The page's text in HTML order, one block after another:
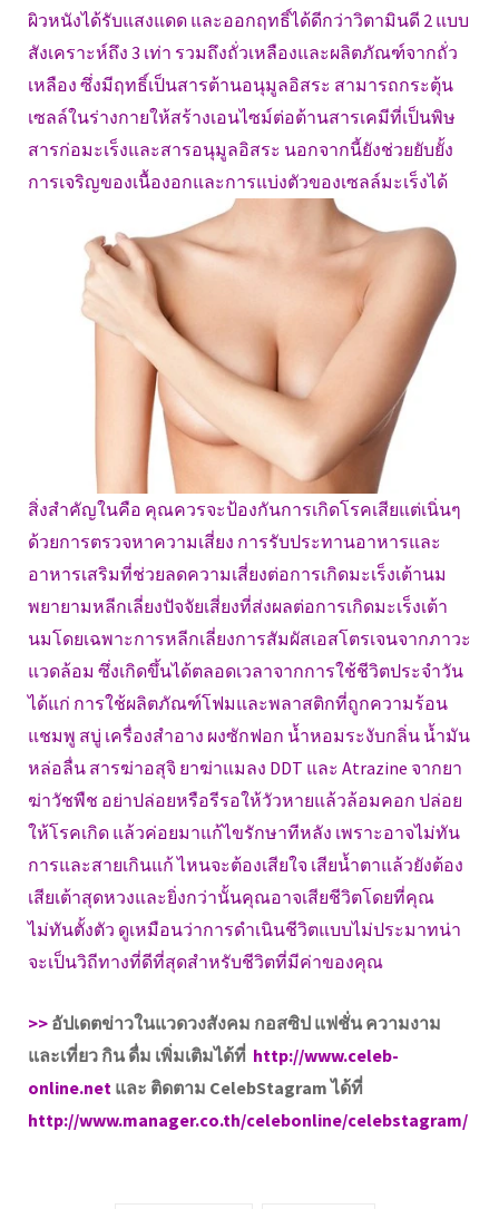
ผิวหนังได้รับแสงแดด และออกฤทธิ์ได้ดีกว่าวิตามินดี 2 แบบ
สังเคราะห์ถึง 3 เท่า รวมถึงถั่วเหลืองและผลิตภัณฑ์จากถั่ว
เหลือง ซึ่งมีฤทธิ์เป็นสารต้านอนุมูลอิสระ สามารถกระตุ้น
เซลล์ในร่างกายให้สร้างเอนไซม์ต่อต้านสารเคมีที่เป็นพิษ
สารก่อมะเร็งและสารอนุมูลอิสระ นอกจากนี้ยังช่วยยับยั้ง
การเจริญของเนื้องอกและการแบ่งตัวของเซลล์มะเร็งได้
สิ่งสำคัญในคือ คุณควรจะป้องกันการเกิดโรคเสียแต่เนิ่นๆ
ด้วยการตรวจหาความเสี่ยง การรับประทานอาหารและ
อาหารเสริมที่ช่วยลดความเสี่ยงต่อการเกิดมะเร็งเต้านม
พยายามหลีกเลี่ยงปัจจัยเสี่ยงที่ส่งผลต่อการเกิดมะเร็งเต้า
นมโดยเฉพาะการหลีกเลี่ยงการสัมผัสเอสโตรเจนจากภาวะ
แวดล้อม ซึ่งเกิดขึ้นได้ตลอดเวลาจากการใช้ชีวิตประจำวัน
ได้แก่ การใช้ผลิตภัณฑ์โฟมและพลาสติกที่ถูกความร้อน
แชมพู สบู่ เครื่องสำอาง ผงซักฟอก น้ำหอมระงับกลิ่น น้ำมัน
หล่อลื่น สารฆ่าอสุจิ ยาฆ่าแมลง DDT และ Atrazine จากยา
ฆ่าวัชพืช อย่าปล่อยหรือรีรอให้วัวหายแล้วล้อมคอก ปล่อย
ให้โรคเกิด แล้วค่อยมาแก้ไขรักษาทีหลัง เพราะอาจไม่ทัน
การและสายเกินแก้ ไหนจะต้องเสียใจ เสียน้ำตาแล้วยังต้อง
เสียเต้าสุดหวงและยิ่งกว่านั้นคุณอาจเสียชีวิตโดยที่คุณ
ไม่ทันตั้งตัว ดูเหมือนว่าการดำเนินชีวิตแบบไม่ประมาทน่า
จะเป็นวิถีทางที่ดีที่สุดสำหรับชีวิตที่มีค่าของคุณ
>> อัปเดตข่าวในแวดวงสังคม กอสซิป แฟชั่น ความงาม
และเที่ยว กิน ดื่ม เพิ่มเติมได้ที่ http://www.celeb-
online.net และ ติดตาม CelebStagram ได้ที่
http://www.manager.co.th/celebonline/celebstagram/